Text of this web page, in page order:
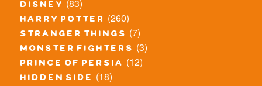
disney (83)
harry potter (260)
stranger things (7)
monster fighters (3)
prince of persia (12)
hidden side (18)